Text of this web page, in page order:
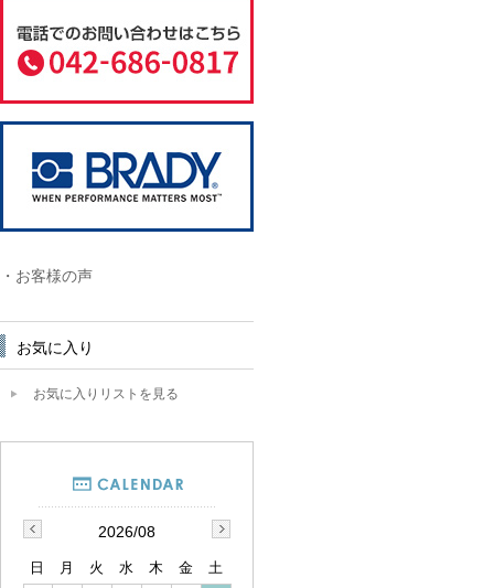
・お客様の声
お気に入り
お気に入りリストを見る
2026/08
日 月 火 水 木 金
土